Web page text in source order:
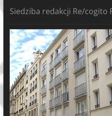
Siedziba redakcji Re/cogito